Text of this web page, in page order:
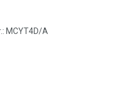
MCYT4D/A